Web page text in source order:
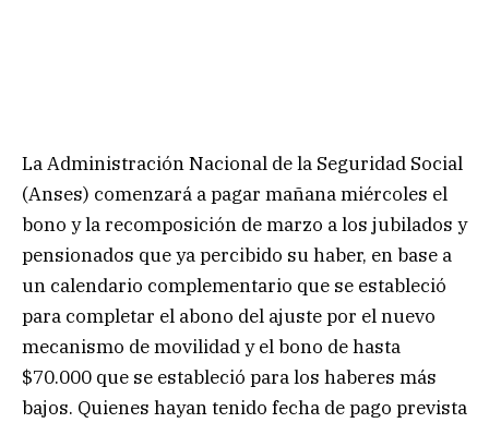
La Administración Nacional de la Seguridad Social
(Anses) comenzará a pagar mañana miércoles el
bono y la recomposición de marzo a los jubilados y
pensionados que ya percibido su haber, en base a
un calendario complementario que se estableció
para completar el abono del ajuste por el nuevo
mecanismo de movilidad y el bono de hasta
$70.000 que se estableció para los haberes más
bajos. Quienes hayan tenido fecha de pago prevista